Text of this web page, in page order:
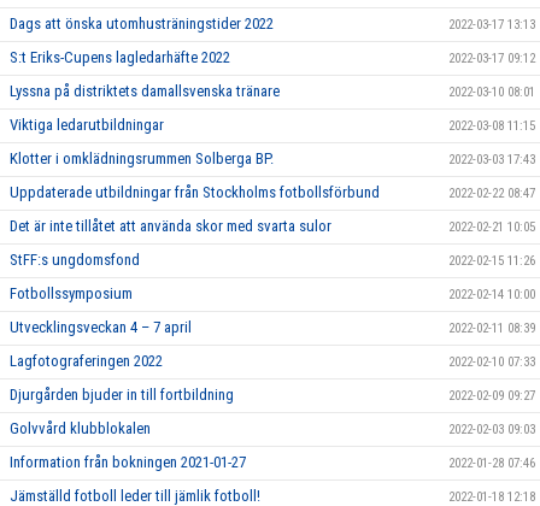
Dags att önska utomhusträningstider 2022 2022-03-17 13:13
S:t Eriks-Cupens lagledarhäfte 2022 2022-03-17 09:12
Lyssna på distriktets damallsvenska tränare 2022-03-10 08:01
Viktiga ledarutbildningar 2022-03-08 11:15
Klotter i omklädningsrummen Solberga BP. 2022-03-03 17:43
Uppdaterade utbildningar från Stockholms fotbollsförbund 2022-02-22 08:47
Det är inte tillåtet att använda skor med svarta sulor 2022-02-21 10:05
StFF:s ungdomsfond 2022-02-15 11:26
Fotbollssymposium 2022-02-14 10:00
Utvecklingsveckan 4 – 7 april 2022-02-11 08:39
Lagfotograferingen 2022 2022-02-10 07:33
Djurgården bjuder in till fortbildning 2022-02-09 09:27
Golvvård klubblokalen 2022-02-03 09:03
Information från bokningen 2021-01-27 2022-01-28 07:46
Jämställd fotboll leder till jämlik fotboll! 2022-01-18 12:18